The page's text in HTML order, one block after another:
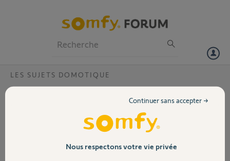
Volet
LES SUJETS DOMOTIQUE
Domotique volet roulant avec clavier code
Je voudrais commander un volet roulant filaire à l'intérieur par
interrupteur habituel (Legrand Mozaic) et par l'extérieur avec un
Nous respectons votre vie privée
Continuer sans accepter →